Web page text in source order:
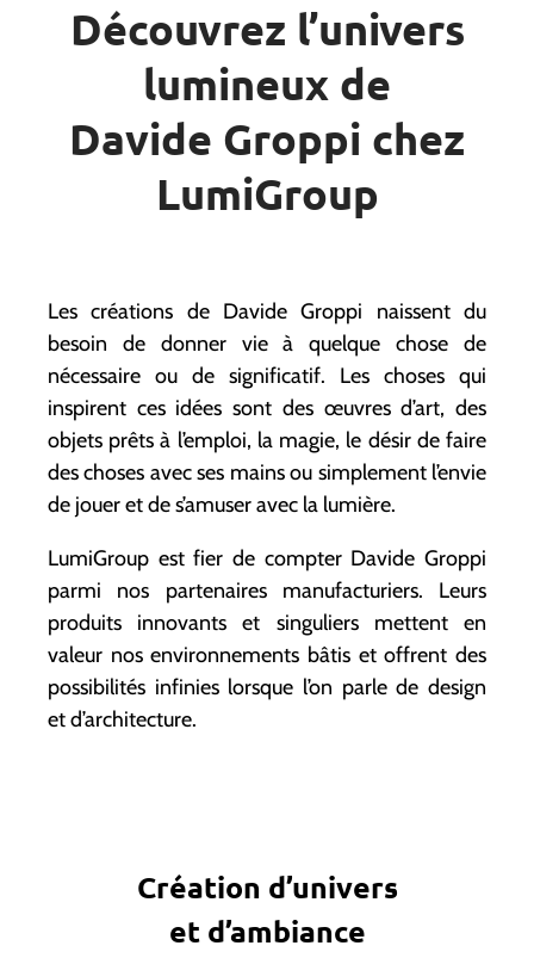
Découvrez l’univers
lumineux de
Davide Groppi chez
LumiGroup
Les créations de Davide Groppi naissent du
besoin de donner vie à quelque chose de
nécessaire ou de significatif. Les choses qui
inspirent ces idées sont des œuvres d’art, des
objets prêts à l’emploi, la magie, le désir de faire
des choses avec ses mains ou simplement l’envie
de jouer et de s’amuser avec la lumière.
LumiGroup est fier de compter Davide Groppi
parmi nos partenaires manufacturiers. Leurs
produits innovants et singuliers mettent en
valeur nos environnements bâtis et offrent des
possibilités infinies lorsque l’on parle de design
et d’architecture.
Création d’univers
et d’ambiance